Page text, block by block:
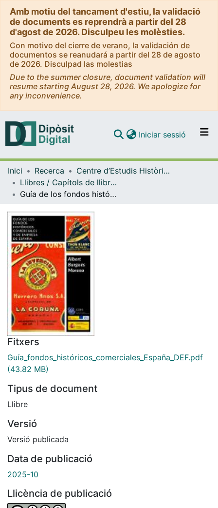
Amb motiu del tancament d'estiu, la validació
de documents es reprendrà a partir del 28
d'agost de 2026. Disculpeu les molèsties.
Con motivo del cierre de verano, la validación de
documentos se reanudará a partir del 28 de agosto
de 2026. Disculpad las molestias
Due to the summer closure, document validation will
resume starting August 28, 2026. We apologize for
any inconvenience.
Navega per tot el DD
Com publicar
Iniciar sessió (current)
Inici Recerca
Centre d’Estudis Històrics Internacionals (CEHI-UB)
Llibres / Capítols de llibre (Centre d’Estudis Històrics Internacionals (CEHI-UB))
Guía de los fondos históricos comerciales y de empresa de España
Fitxers
Guía_fondos_históricos_comerciales_España_DEF.pdf
(43.82 MB)
Tipus de document
Llibre
Versió
Versió publicada
Data de publicació
2025-10
Llicència de publicació